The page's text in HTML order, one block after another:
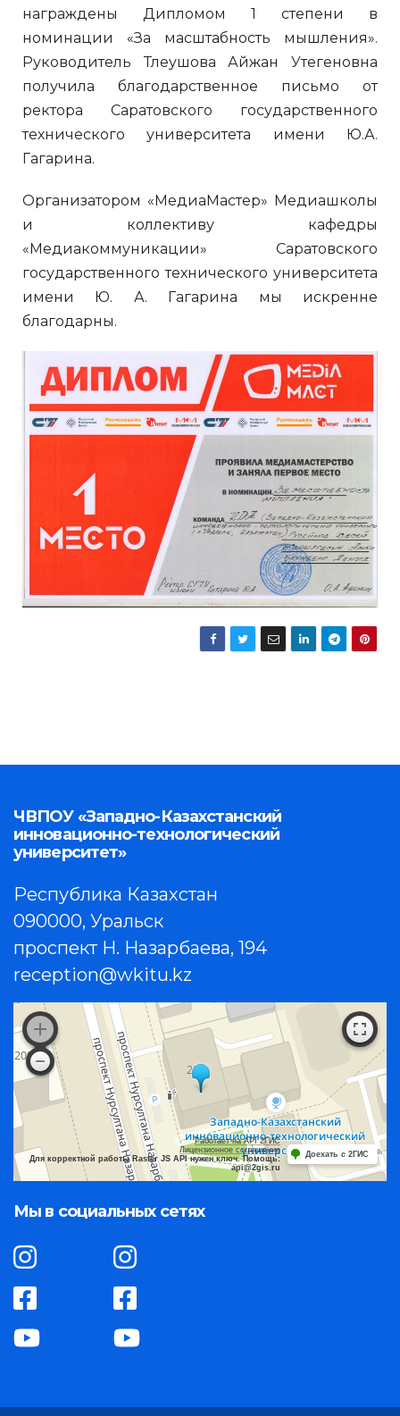
награждены Дипломом 1 степени в
номинации «За масштабность мышления».
Руководитель Тлеушова Айжан Утегеновна
получила благодарственное письмо от
ректора Саратовского государственного
технического университета имени Ю.А.
Гагарина.
Организатором «МедиаМастер» Медиашколы
и коллективу кафедры
«Медиакоммуникации» Саратовского
государственного технического университета
имени Ю. А. Гагарина мы искренне
благодарны.
ЧВПОУ «Западно-Казахстанский
инновационно-технологический
университет»
Республика Казахстан
090000, Уральск
проспект Н. Назарбаева, 194
reception@wkitu.kz
Работает на API 2ГИС
Лицензионное соглашение
Для корректной работы Raster JS API нужен ключ. Помощь:
api@2gis.ru
Доехать с 2ГИС
Мы в социальных сетях